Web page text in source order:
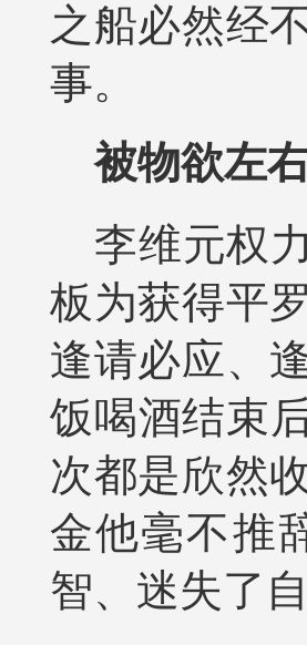
之船必然经
事。
被物欲左
李维元权
板为获得平
逢请必应、
饭喝酒结束
次都是欣然
金他毫不推
智、迷失了自